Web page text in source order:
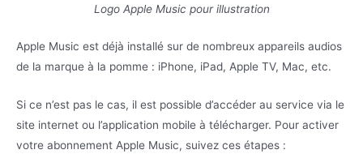
Logo Apple Music pour illustration
Apple Music est déjà installé sur de nombreux appareils audios
de la marque à la pomme : iPhone, iPad, Apple TV, Mac, etc.
Si ce n’est pas le cas, il est possible d’accéder au service via le
site internet ou l’application mobile à télécharger. Pour activer
votre abonnement Apple Music, suivez ces étapes :